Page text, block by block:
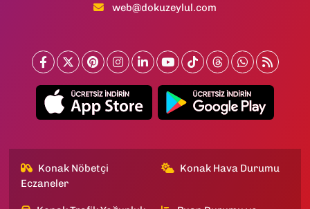
web@dokuzeylul.com
Konak Nöbetçi
Eczaneler
Konak Hava Durumu